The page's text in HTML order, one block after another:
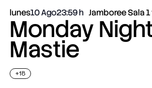
lunes10 Ago23:59 Jamboree Sala 1
Monday
Mastie
+18